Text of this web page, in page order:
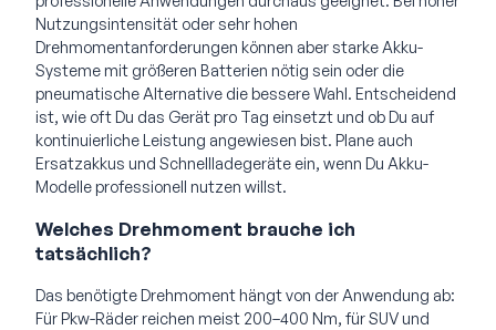
Nutzungsintensität oder sehr hohen
Drehmomentanforderungen können aber starke Akku-
Systeme mit größeren Batterien nötig sein oder die
pneumatische Alternative die bessere Wahl. Entscheidend
ist, wie oft Du das Gerät pro Tag einsetzt und ob Du auf
kontinuierliche Leistung angewiesen bist. Plane auch
Ersatzakkus und Schnellladegeräte ein, wenn Du Akku-
Modelle professionell nutzen willst.
Welches Drehmoment brauche ich
tatsächlich?
Das benötigte Drehmoment hängt von der Anwendung ab:
Für Pkw-Räder reichen meist 200–400 Nm, für SUV und